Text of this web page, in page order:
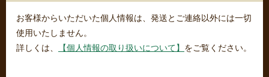
お客様からいただいた個人情報は、発送とご連絡以外には一切
使用いたしません。
詳しくは、
【個人情報の取り扱いについて】 をご覧ください。